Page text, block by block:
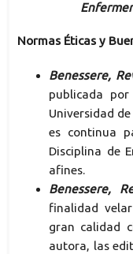
Normas Éticas y
Benessere,
publicada
Universidad
es continua
Disciplina de
afines.
Benessere,
finalidad
gran calidad
autora, las